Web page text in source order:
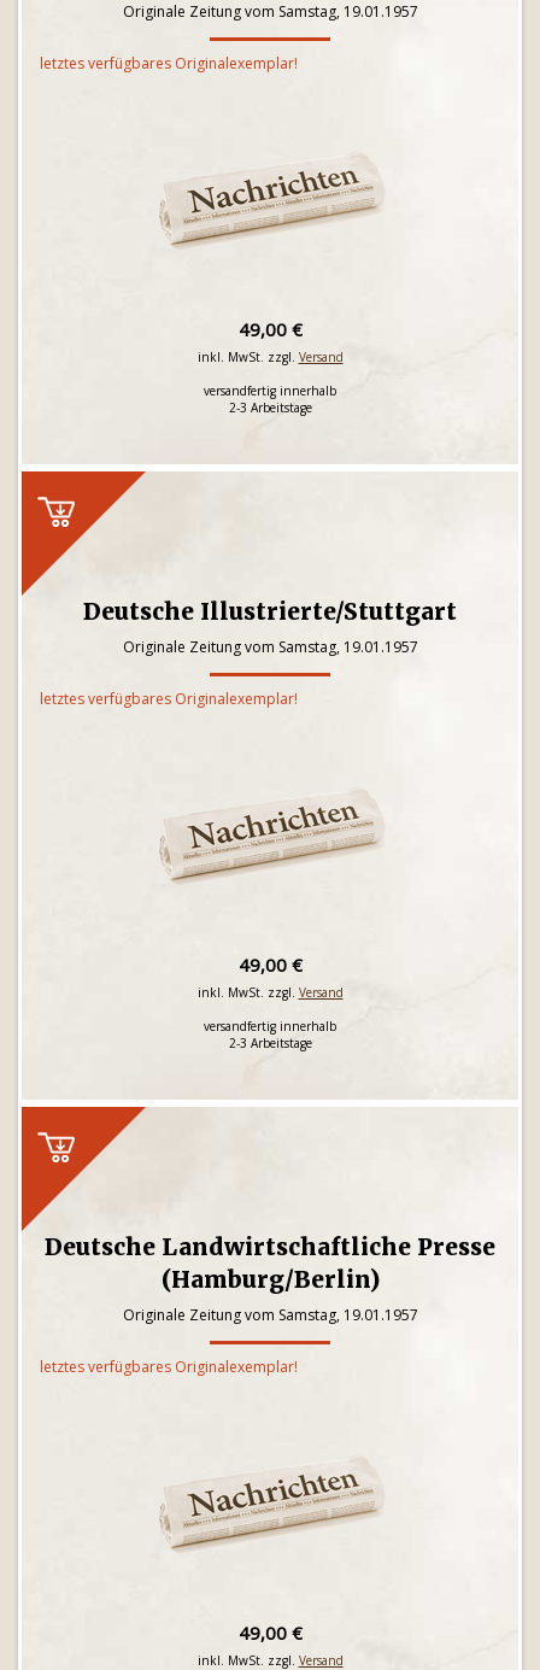
Originale Zeitung vom Samstag, 19.01.1957
letztes verfügbares Originalexemplar!
49,00 €
inkl. MwSt. zzgl. Versand
versandfertig innerhalb
2-3 Arbeitstage
Deutsche Illustrierte/Stuttgart
Originale Zeitung vom Samstag, 19.01.1957
letztes verfügbares Originalexemplar!
49,00 €
inkl. MwSt. zzgl. Versand
versandfertig innerhalb
2-3 Arbeitstage
Deutsche Landwirtschaftliche Presse
(Hamburg/Berlin)
Originale Zeitung vom Samstag, 19.01.1957
letztes verfügbares Originalexemplar!
49,00 €
inkl. MwSt. zzgl. Versand